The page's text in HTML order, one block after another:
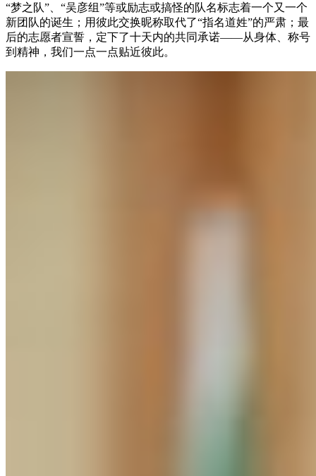
“梦之队”、“吴彦组”等或励志或搞怪的队名标志着一个又一个
新团队的诞生；用彼此交换昵称取代了“指名道姓”的严肃；最
后的志愿者宣誓，定下了十天内的共同承诺——从身体、称号
到精神，我们一点一点贴近彼此。